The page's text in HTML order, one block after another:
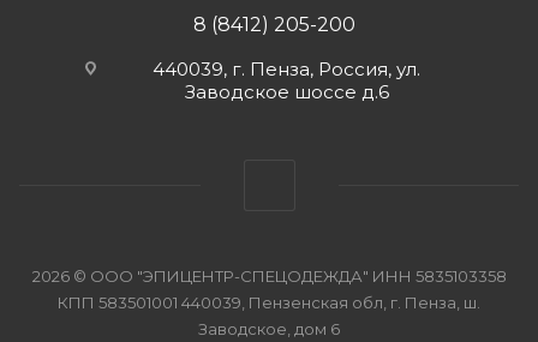
8 (8412) 205-200
440039, г. Пенза, Россия, ул.
Заводское шоссе д.6
2026 © ООО "ЭПИЦЕНТР-СПЕЦОДЕЖДА" ИНН 5835103358
КПП 583501001 440039, Пензенская обл, г. Пенза, ш.
Заводское, дом 6